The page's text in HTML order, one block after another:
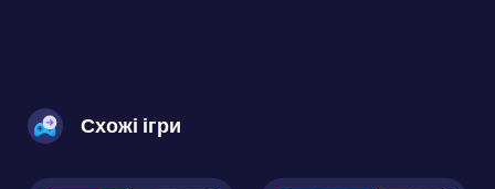
Схожі ігри